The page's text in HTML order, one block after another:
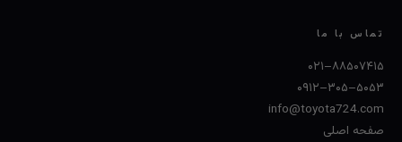
تماس با ما
۰۲۱–۸۸۵۰۷۴۱۵
۰۹۱۲–۳۰۵–۵۰۵۳
info@toyota724.com
صفحه اصلی